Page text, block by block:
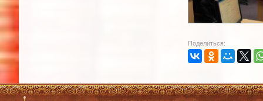
Поделиться: